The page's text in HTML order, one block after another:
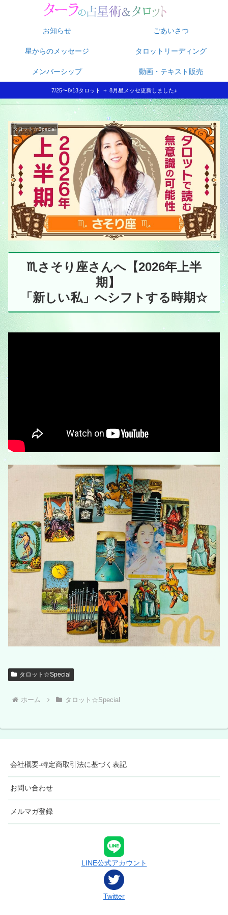
お知らせ ごあいさつ
星からのメッセージ タロットリーディング
メンバーシップ 動画・テキスト販売
7/25〜8/13タロット ＋ 8月星メッセ更新しました♪
タロット☆Special
♏️さそり座さんへ【2026年上半
期】
「新しい私」へシフトする時期☆
タロット☆Special
ホーム タロット☆Special
会社概要-特定商取引法に基づく表記
お問い合わせ
メルマガ登録
LINE公式アカウント
Twitter